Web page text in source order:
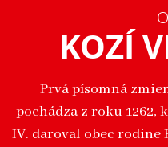
KOZÍ
Prvá písomná
pochádza z roku 1262,
IV. daroval obec rodine